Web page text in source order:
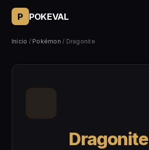
P POKEVAL
Início / Pokémon / Dragonite
Dragonite